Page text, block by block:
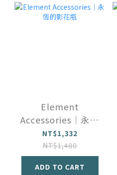
Element
Accessories｜永恆
的影花瓶
NT$1,332
NT$1,480
ADD TO CART